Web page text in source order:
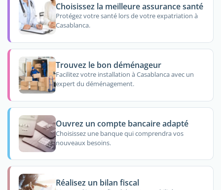
Choisissez la meilleure assurance santé
Protégez votre santé lors de votre expatriation à
Casablanca.
Trouvez le bon déménageur
Facilitez votre installation à Casablanca avec un
expert du déménagement.
Ouvrez un compte bancaire adapté
Choisissez une banque qui comprendra vos
nouveaux besoins.
Réalisez un bilan fiscal